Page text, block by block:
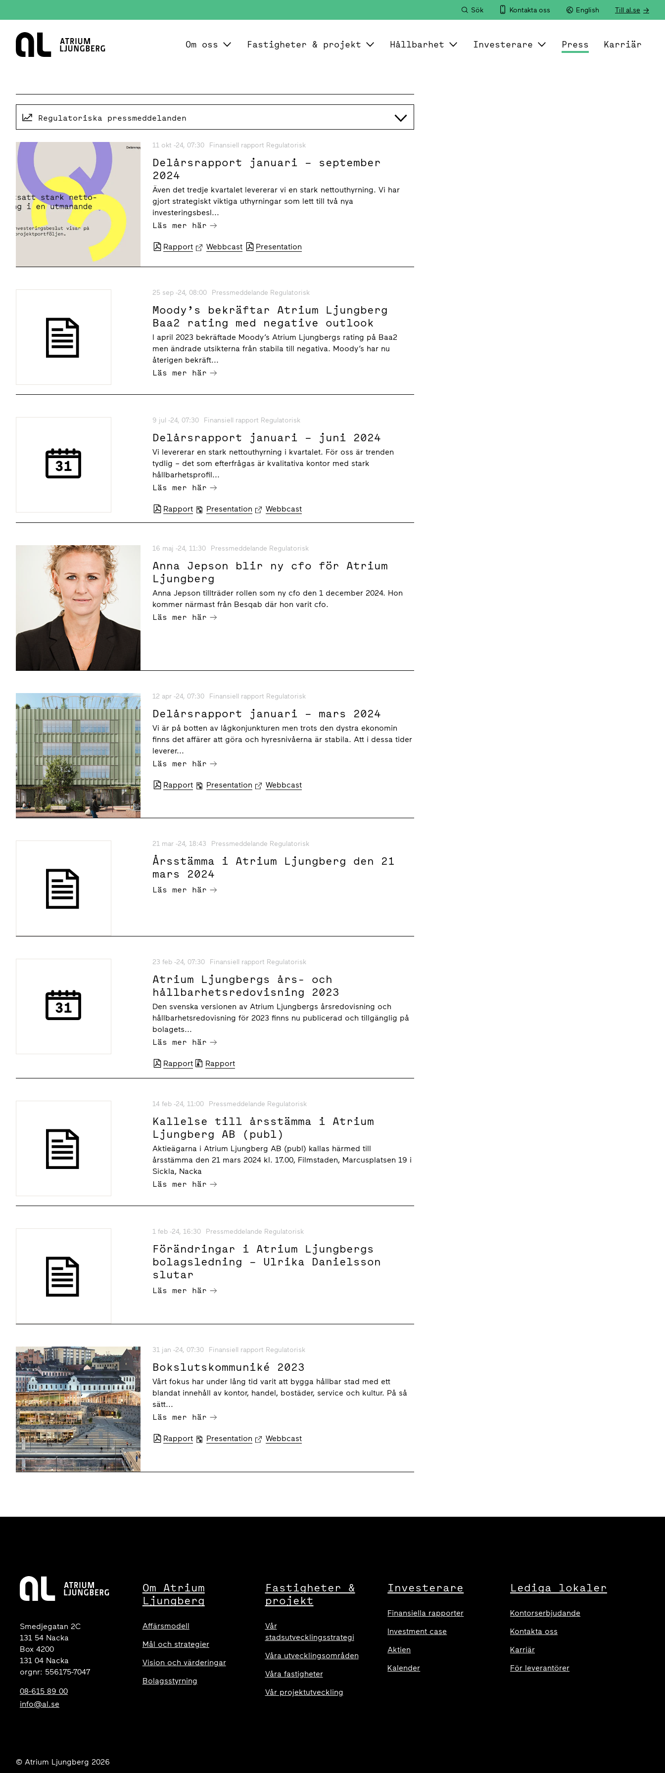
Sök Kontakta oss English Till al.se
Hem
Om oss Fastigheter & projekt Hållbarhet Investerare Press Karriär
Regulatoriska pressmeddelanden
11 okt -24, 07:30 Finansiell rapport Regulatorisk
Delårsrapport januari – september
2024
Även det tredje kvartalet levererar vi en stark nettouthyrning. Vi har
gjort strategiskt viktiga uthyrningar som lett till två nya
investeringsbesl...
Läs mer här
Rapport Webbcast Presentation
25 sep -24, 08:00 Pressmeddelande Regulatorisk
Moody’s bekräftar Atrium Ljungberg
Baa2 rating med negative outlook
I april 2023 bekräftade Moody’s Atrium Ljungbergs rating på Baa2
men ändrade utsikterna från stabila till negativa. Moody’s har nu
återigen bekräft...
Läs mer här
9 jul -24, 07:30 Finansiell rapport Regulatorisk
Delårsrapport januari – juni 2024
Vi levererar en stark nettouthyrning i kvartalet. För oss är trenden
tydlig – det som efterfrågas är kvalitativa kontor med stark
hållbarhetsprofil...
Läs mer här
Rapport Presentation Webbcast
16 maj -24, 11:30 Pressmeddelande Regulatorisk
Anna Jepson blir ny cfo för Atrium
Ljungberg
Anna Jepson tillträder rollen som ny cfo den 1 december 2024. Hon
kommer närmast från Besqab där hon varit cfo.
Läs mer här
12 apr -24, 07:30 Finansiell rapport Regulatorisk
Delårsrapport januari – mars 2024
Vi är på botten av lågkonjunkturen men trots den dystra ekonomin
finns det affärer att göra och hyresnivåerna är stabila. Att i dessa tider
leverer...
Läs mer här
Rapport Presentation Webbcast
21 mar -24, 18:43 Pressmeddelande Regulatorisk
Årsstämma i Atrium Ljungberg den 21
mars 2024
Läs mer här
23 feb -24, 07:30 Finansiell rapport Regulatorisk
Atrium Ljungbergs års- och
hållbarhetsredovisning 2023
Den svenska versionen av Atrium Ljungbergs årsredovisning och
hållbarhetsredovisning för 2023 finns nu publicerad och tillgänglig på
bolagets...
Läs mer här
Rapport Rapport
14 feb -24, 11:00 Pressmeddelande Regulatorisk
Kallelse till årsstämma i Atrium
Ljungberg AB (publ)
Aktieägarna i Atrium Ljungberg AB (publ) kallas härmed till
årsstämma den 21 mars 2024 kl. 17.00, Filmstaden, Marcusplatsen 19 i
Sickla, Nacka
Läs mer här
1 feb -24, 16:30 Pressmeddelande Regulatorisk
Förändringar i Atrium Ljungbergs
bolagsledning – Ulrika Danielsson
slutar
Läs mer här
31 jan -24, 07:30 Finansiell rapport Regulatorisk
Bokslutskommuniké 2023
Vårt fokus har under lång tid varit att bygga hållbar stad med ett
blandat innehåll av kontor, handel, bostäder, service och kultur. På så
sätt...
Läs mer här
Rapport Presentation Webbcast
Smedjegatan 2C
131 54 Nacka
Box 4200
131 04 Nacka
orgnr: 556175-7047
08-615 89 00
info@al.se
Om Atrium
Ljungberg
Affärsmodell
Mål och strategier
Vision och värderingar
Bolagsstyrning
Fastigheter &
projekt
Vår
stadsutvecklingsstrategi
Våra utvecklingsområden
Våra fastigheter
Vår projektutveckling
Investerare
Finansiella rapporter
Investment case
Aktien
Kalender
Lediga lokaler
Kontorserbjudande
Kontakta oss
Karriär
För leverantörer
© Atrium Ljungberg 2026